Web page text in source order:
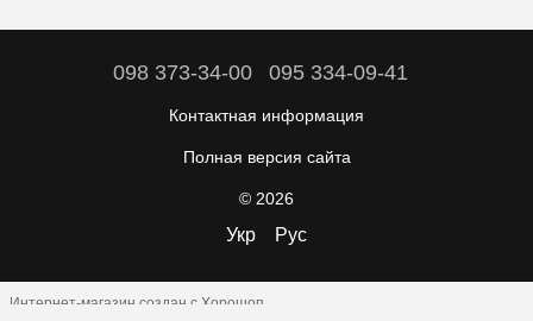
098 373-34-00 095 334-09-41
Контактная информация
Полная версия сайта
© 2026
Укр Рус
Интернет-магазин создан с Хорошоп